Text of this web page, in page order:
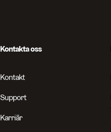
Kontakta oss
Kontakt
Support
Karriär